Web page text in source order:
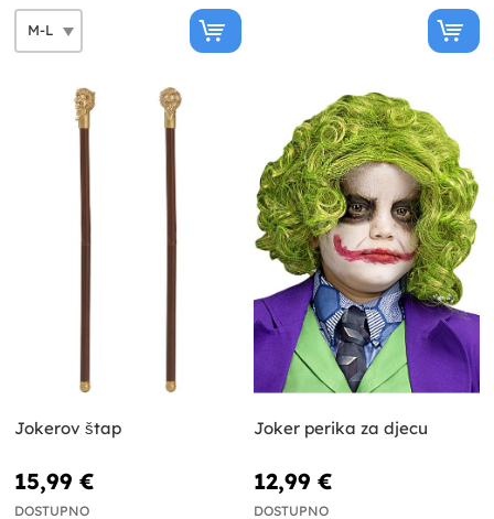
Jokerov štap
15,99 €
DOSTUPNO
Joker perika za djecu
12,99 €
DOSTUPNO